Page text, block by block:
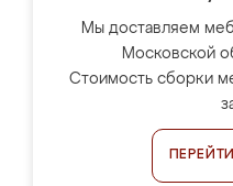
Мы доставляем
Московской
Стоимость сборки